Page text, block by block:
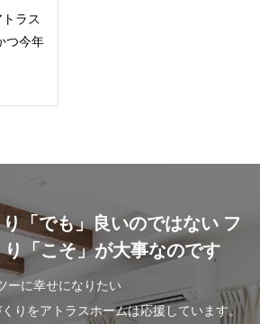
ラス
つ今年
「でも」良いのではない フ
「こそ」が大事なのです
ーに幸せになりたい
りをアトラスホームは応援しています。